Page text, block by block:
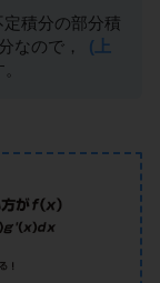
積分の部分積
なので，
(上